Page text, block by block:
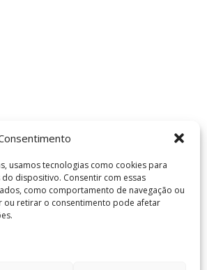
usamos tecnologias como cookies para
dispositivo. Consentir com essas
como comportamento de navegação ou
ou retirar o consentimento pode afetar